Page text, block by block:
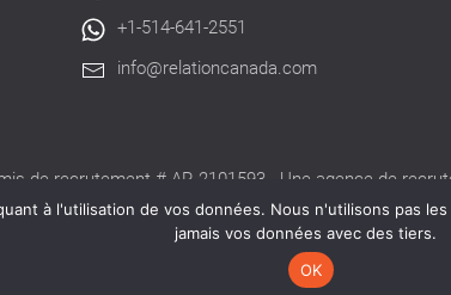
+1-514-641-2551
info@relationcanada.com
de recrutement # AR-2101593 - Une agence de
valide délivré par la CNESST pour exercer ses
à l'utilisation de vos données. Nous n'utilisons pas
jamais vos données avec des tiers.
OK